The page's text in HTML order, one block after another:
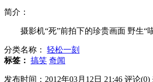
卫生部建议"调高烟草税"引争议
简介：
摄影机“死”前拍下的珍贵画面 野生“
分类名称： 轻松一刻
标签： 搞笑 奇闻
发布时间：2012年03月12日 21:46 评论(0)